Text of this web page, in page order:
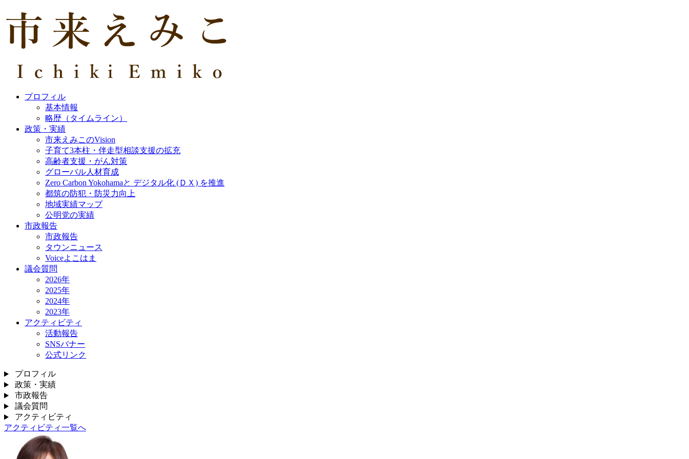
プロフィル
基本情報
略歴（タイムライン）
政策・実績
市来えみこのVision
子育て3本柱・伴走型相談支援の拡充
高齢者支援・がん対策
グローバル人材育成
Zero Carbon Yokohamaと デジタル化 (ＤＸ) を推進
都筑の防犯・防災力向上
地域実績マップ
公明党の実績
市政報告
市政報告
タウンニュース
Voiceよこはま
議会質問
2026年
2025年
2024年
2023年
アクティビティ
活動報告
SNSバナー
公式リンク
プロフィル
政策・実績
市政報告
議会質問
アクティビティ
アクティビティ一覧へ